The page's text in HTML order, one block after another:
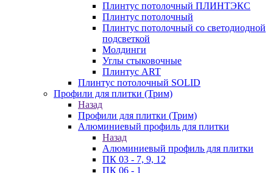
Плинтус потолочный ПЛИНТЭКС
Плинтус потолочный
Плинтус потолочный со светодиодной
подсветкой
Молдинги
Углы стыковочные
Плинтус ART
Плинтус потолочный SOLID
Профили для плитки (Трим)
Назад
Профили для плитки (Трим)
Алюминиевый профиль для плитки
Назад
Алюминиевый профиль для плитки
ПК 03 - 7, 9, 12
ПК 06 - 1